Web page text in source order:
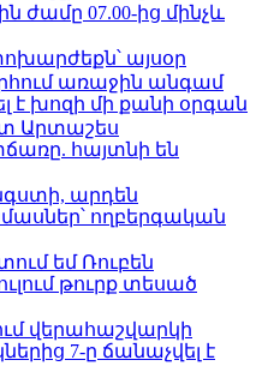
ին ժամը 07.00-ից մինչև
այսօր
առաջին անգամ
խոզի մի քանի օրգան
Արտաշես
հայտնի են
արդեն
ողբերգական
եմ Ռուբեն
թուրք տեսած
վերահաշվարկի
7-ը ճանաչվել է